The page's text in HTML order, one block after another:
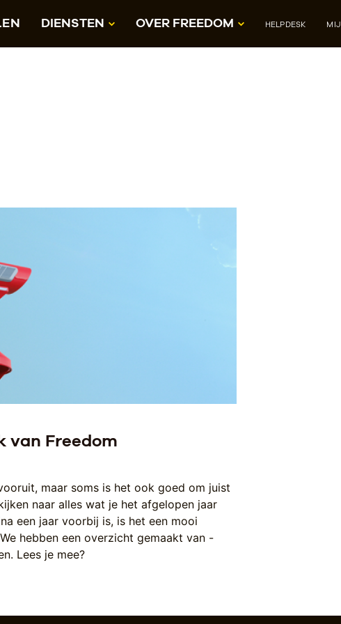
DIENSTEN OVER FREEDOM HELPDESK
van Freedom
maar soms is het ook goed om juist
naar alles wat je het afgelopen jaar
een jaar voorbij is, is het een mooi
hebben een overzicht gemaakt van -
Lees je mee?